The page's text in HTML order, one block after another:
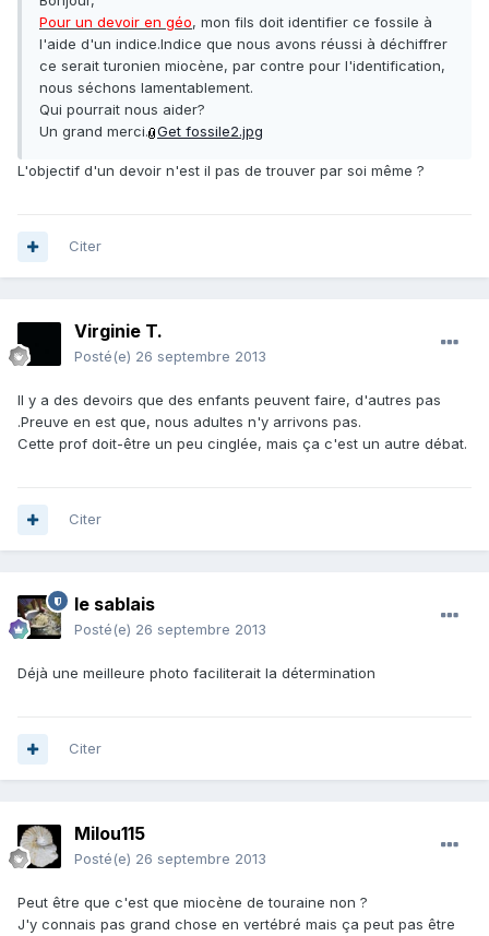
Pour un devoir en géo, mon fils doit identifier ce fossile à
l'aide d'un indice.Indice que nous avons réussi à déchiffrer
ce serait turonien miocène, par contre pour l'identification,
nous séchons lamentablement.
Qui pourrait nous aider?
Un grand merci. Get fossile2.jpg
L'objectif d'un devoir n'est il pas de trouver par soi même ?
Citer
Virginie T.
Posté(e) 26 septembre 2013
Il y a des devoirs que des enfants peuvent faire, d'autres pas
.Preuve en est que, nous adultes n'y arrivons pas.
Cette prof doit-être un peu cinglée, mais ça c'est un autre débat.
Citer
le sablais
Posté(e) 26 septembre 2013
Déjà une meilleure photo faciliterait la détermination
Citer
Milou115
Posté(e) 26 septembre 2013
Peut être que c'est que miocène de touraine non ?
J'y connais pas grand chose en vertébré mais ça peut pas être